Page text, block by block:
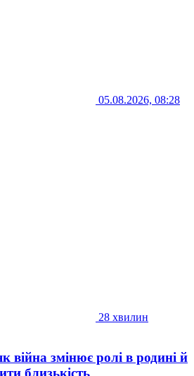
05.08.2026, 08:28
28 хвилин
війна змінює ролі в родині й
близькість